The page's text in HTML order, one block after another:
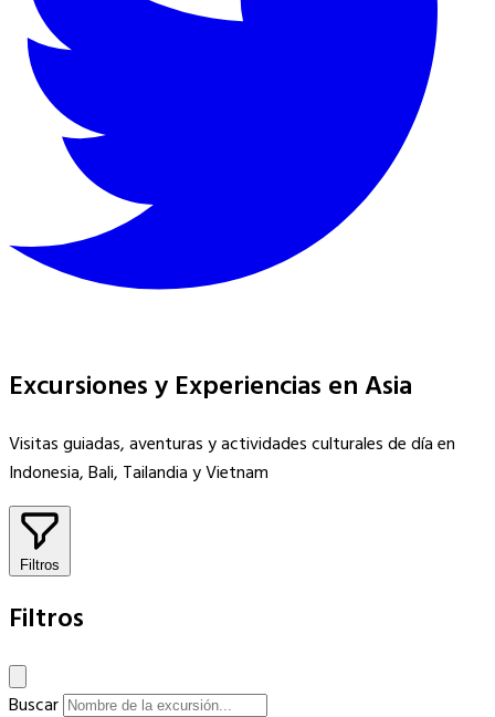
Excursiones y Experiencias en Asia
Visitas guiadas, aventuras y actividades culturales de día en
Indonesia, Bali, Tailandia y Vietnam
Filtros
Filtros
Buscar